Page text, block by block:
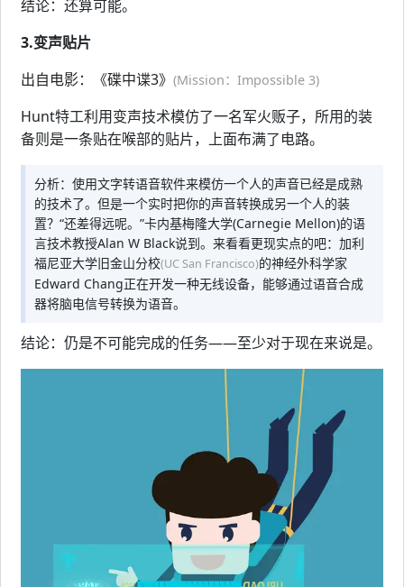
结论：还算可能。
3.变声贴片
出自电影：《碟中谍3》 (Mission：Impossible 3)
Hunt特工利用变声技术模仿了一名军火贩子，所用的装
备则是一条贴在喉部的贴片，上面布满了电路。
分析：使用文字转语音软件来模仿一个人的声音已经是成熟
的技术了。但是一个实时把你的声音转换成另一个人的装
置？“还差得远呢。”卡内基梅隆大学(Carnegie Mellon)的语
言技术教授Alan W Black说到。来看看更现实点的吧：加利
福尼亚大学旧金山分校(UC San Francisco)的神经外科学家
Edward Chang正在开发一种无线设备，能够通过语音合成
器将脑电信号转换为语音。
结论：仍是不可能完成的任务——至少对于现在来说是。